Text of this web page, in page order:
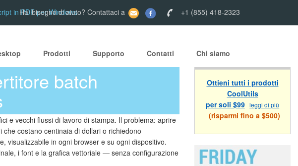
in PDF per Windows
Hai bisogno di aiuto? Contattaci a +1 (855) 418-2323
Prodotti Supporto Contatti Chi siamo
batch
e vecchi flussi di lavoro di stampa. Il problema: aprire
costano centinaia di dollari o richiedono
visualizzabile in ogni browser e su ogni dispositivo.
i font e la grafica vettoriale — senza configurazione
Ottieni tutti i prodotti
CoolUtils
per soli $99 leggi di più
(risparmi fino a $500)